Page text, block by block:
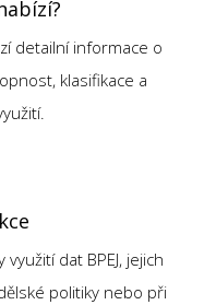
detailní informace o
klasifikace a
dat BPEJ, jejich
politiky nebo při